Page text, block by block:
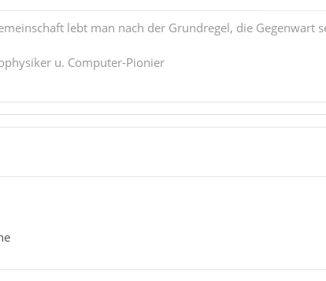
lebt man nach der Grundregel, die Gegenwart
u. Computer-Pionier